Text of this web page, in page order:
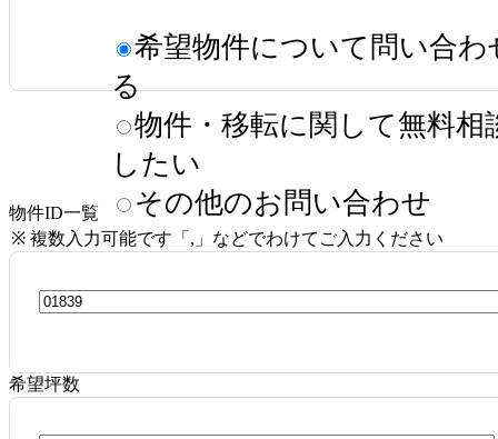
希望物件について問い合わ
る
物件・移転に関して無料相
したい
その他のお問い合わせ
物件ID一覧
※ 複数入力可能です「,」などでわけてご入力ください
希望坪数